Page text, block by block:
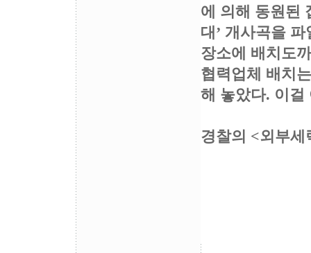
에 의해 동원된
대’ 개사곡을
장소에 배치도
협력업체 배치
해 놓았다. 이걸
경찰의 <외부